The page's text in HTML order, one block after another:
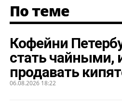
По теме
Кофейни
стать чайными,
продавать
06.08.2026 18:22